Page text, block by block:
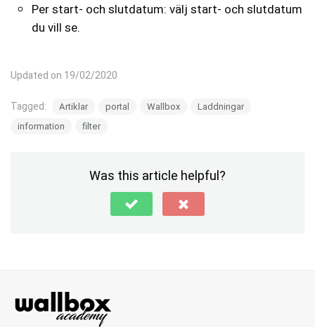
Per start- och slutdatum: välj start- och slutdatum
du vill se.
Updated on 19/02/2020
Tagged: Artiklar portal Wallbox
Laddningar
information
filter
Was this article helpful?